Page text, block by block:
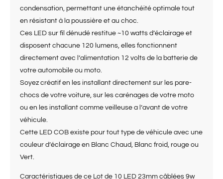
condensation, permettant une étanchéité optimale tout
en résistant à la poussière et au choc.
Ces LED sur fil dénudé restitue ~10 watts d’éclairage et
disposent chacune 120 lumens, elles fonctionnent
directement avec l’alimentation 12 volts de la batterie de
votre automobile ou moto.
Soyez créatif en les installant directement sur les pare-
chocs de votre voiture, sur les carénages de votre moto
ou en les installant comme veilleuse a l’avant de votre
véhicule.
Cette LED COB existe pour tout type de véhicule avec une
couleur d’éclairage en Blanc Chaud, Blanc froid, rouge ou
Vert.
Caractéristiques de ce Lot de 10 LED 23mm câblées 9w